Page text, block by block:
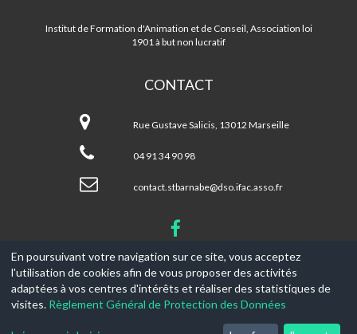
Institut de Formation d'Animation et de Conseil, Association loi
1901 à but non lucratif
CONTACT
BARNABE/LA
FOURRAGERE
Rue Gustave Salicis, 13012 Marseille
04 91 34 90 98
contact.stbarnabe@dso.ifac.asso.fr
© 2017-2026, Ce site est propulsé par Aniapps.fr
CGV
En poursuivant votre navigation sur ce site, vous acceptez
l'utilisation de cookies afin de vous proposer des activités
adaptées à vos centres d'intérêts et réaliser des statistiques de
visites. Règlement Général de Protection des Données